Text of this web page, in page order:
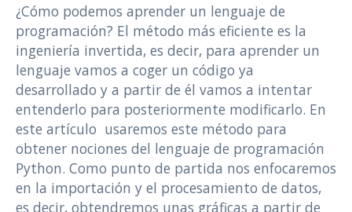
¿Cómo podemos aprender un lenguaje de
programación? El método más eficiente es la
ingeniería invertida, es decir, para aprender un
lenguaje vamos a coger un código ya
desarrollado y a partir de él vamos a intentar
entenderlo para posteriormente modificarlo. En
este artículo usaremos este método para
obtener nociones del lenguaje de programación
Python. Como punto de partida nos enfocaremos
en la importación y el procesamiento de datos,
es decir, obtendremos unas gráficas a partir de